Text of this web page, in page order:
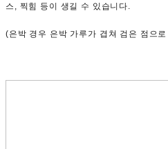
스, 찍힘 등이 생길 수 있습니다.
(은박 경우 은박 가루가 겹쳐 검은 점으